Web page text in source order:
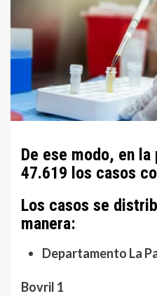
De ese modo, en
47.619 los casos
Los casos se
manera:
Departamento La
Bovril 1